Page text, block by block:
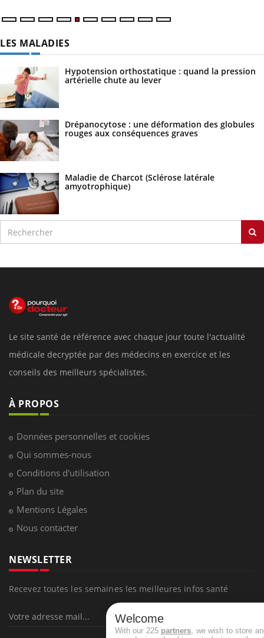
LES MALADIES
Hypotension orthostatique : quand la pression
artérielle chute au lever
Drépanocytose : une déformation des globules
rouges aux conséquences graves
Maladie de Charcot (Sclérose latérale
amyotrophique)
Le site santé de référence avec chaque jour toute l'actualité
médicale decryptée par des médecins en exercice et les
conseils des meilleurs spécialistes.
À PROPOS
Données personnelles et cookies
Qui sommes-nous
Conditions d'utilisation
Plan du site
Mentions Légales
Nous contacter
NEWSLETTER
Recevez toutes les semaines les meilleures infos santé
Welcome
With our 225 partners , we wish to store